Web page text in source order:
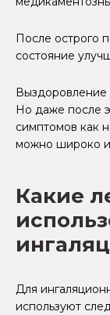
После острого
состояние
Выздоровление
Но даже после
симптомов как
можно широко
Какие
Для
используют